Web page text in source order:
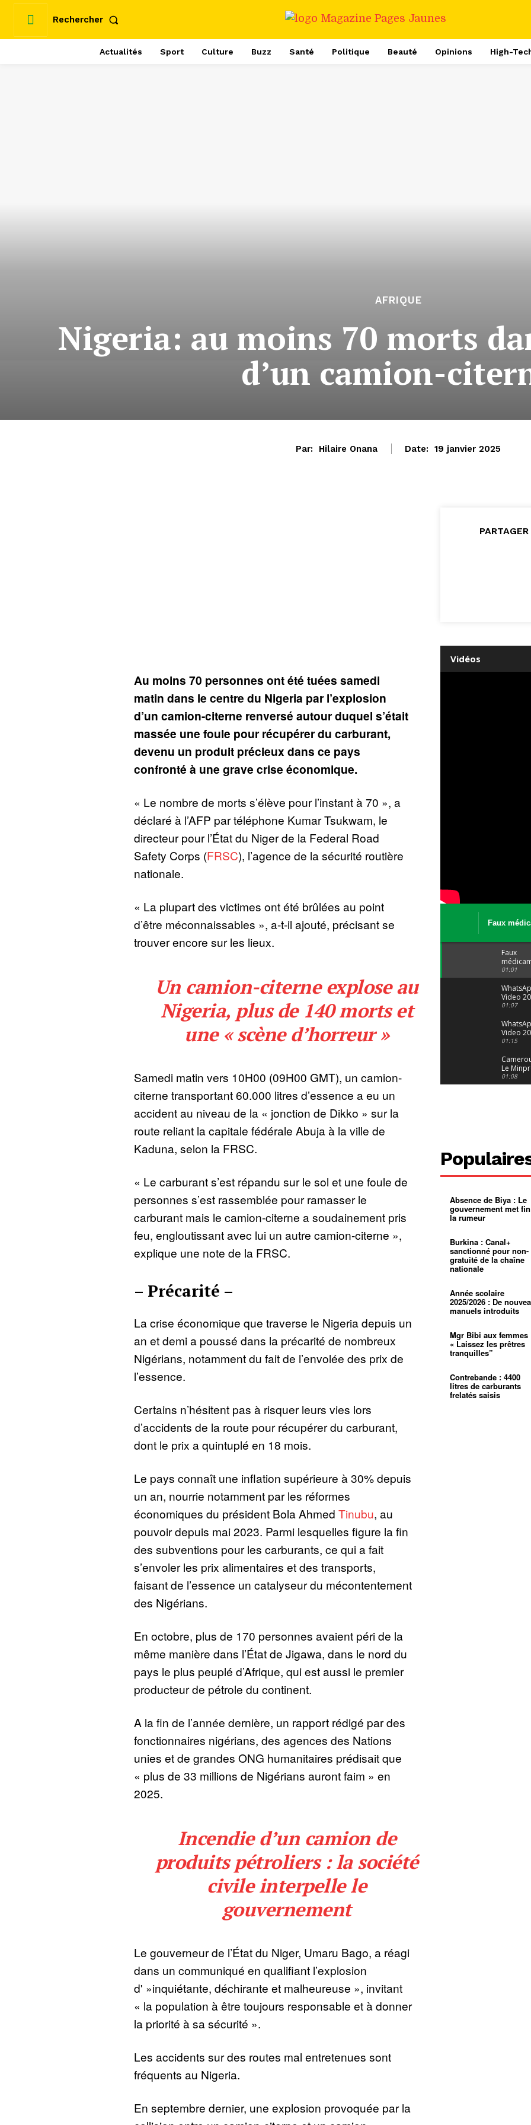
Rechercher
Actualités Sport Culture Buzz Santé Politique Beauté Opinions High-
AFRIQUE
Nigeria: au moins 70 morts
d’un camion-
Par: Hilaire Onana Date: 19 janvier 2025
Au moins 70 personnes ont été tuées samedi
matin dans le centre du Nigeria par l’explosion
d’un camion-citerne renversé autour duquel s’était
massée une foule pour récupérer du carburant,
devenu un produit précieux dans ce pays
confronté à une grave crise économique.
« Le nombre de morts s’élève pour l’instant à 70 », a
déclaré à l’AFP par téléphone Kumar Tsukwam, le
directeur pour l’État du Niger de la Federal Road
Safety Corps (FRSC), l’agence de la sécurité routière
nationale.
« La plupart des victimes ont été brûlées au point
d’être méconnaissables », a-t-il ajouté, précisant se
trouver encore sur les lieux.
Un camion-citerne explose au
Nigeria, plus de 140 morts et
une « scène d’horreur »
Samedi matin vers 10H00 (09H00 GMT), un camion-
citerne transportant 60.000 litres d’essence a eu un
accident au niveau de la « jonction de Dikko » sur la
route reliant la capitale fédérale Abuja à la ville de
Kaduna, selon la FRSC.
« Le carburant s’est répandu sur le sol et une foule de
personnes s’est rassemblée pour ramasser le
carburant mais le camion-citerne a soudainement pris
feu, engloutissant avec lui un autre camion-citerne »,
explique une note de la FRSC.
– Précarité –
La crise économique que traverse le Nigeria depuis un
an et demi a poussé dans la précarité de nombreux
Nigérians, notamment du fait de l’envolée des prix de
l’essence.
Certains n’hésitent pas à risquer leurs vies lors
d’accidents de la route pour récupérer du carburant,
dont le prix a quintuplé en 18 mois.
Le pays connaît une inflation supérieure à 30% depuis
un an, nourrie notamment par les réformes
économiques du président Bola Ahmed Tinubu, au
pouvoir depuis mai 2023. Parmi lesquelles figure la fin
des subventions pour les carburants, ce qui a fait
s’envoler les prix alimentaires et des transports,
faisant de l’essence un catalyseur du mécontentement
des Nigérians.
En octobre, plus de 170 personnes avaient péri de la
même manière dans l’État de Jigawa, dans le nord du
pays le plus peuplé d’Afrique, qui est aussi le premier
producteur de pétrole du continent.
A la fin de l’année dernière, un rapport rédigé par des
fonctionnaires nigérians, des agences des Nations
unies et de grandes ONG humanitaires prédisait que
« plus de 33 millions de Nigérians auront faim » en
2025.
Incendie d’un camion de
produits pétroliers : la société
civile interpelle le
gouvernement
Le gouverneur de l’État du Niger, Umaru Bago, a réagi
dans un communiqué en qualifiant l’explosion
d' »inquiétante, déchirante et malheureuse », invitant
« la population à être toujours responsable et à donner
la priorité à sa sécurité ».
Les accidents sur des routes mal entretenues sont
fréquents au Nigeria.
En septembre dernier, une explosion provoquée par la
PARTAGER
Vidéos
Faux
Le trafic
Faux
: Le trafic
porte
malgré
01:01
Video
04 at 15
01:07
Video
29 at 12
01:15
Le
alerte
dérives
01:08
grandes
pluies
Échec au
Le père
pasteur
L’État
d’or
Croyance
religieuse
Entre
bricolage
mentale
01:12
mettra-t-
au
Absence de Biya : Le
gouvernement met
la rumeur
Burkina : Canal+
sanctionné pour non-
gratuité de la chaîne
nationale
Année scolaire
2025/2026 : De
manuels introduits
Mgr Bibi aux femmes
« Laissez les prêtres
tranquilles”
Contrebande : 4400
litres de carburants
frelatés saisis